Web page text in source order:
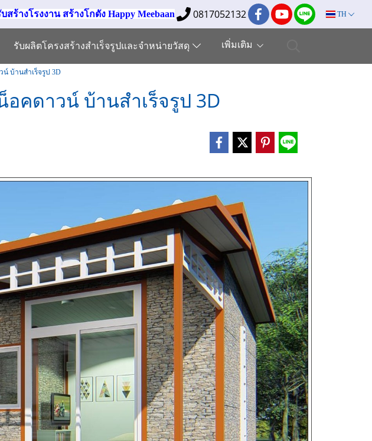
สร้างโรงงาน สร้างโกดัง Happy Meebaan 0817052132 TH
รับผลิตโครงสร้างสำเร็จรูปและจำหน่ายวัสดุ เพิ่มเติม
บ้านสำเร็จรูป 3D
คดาวน์ บ้านสำเร็จรูป 3D